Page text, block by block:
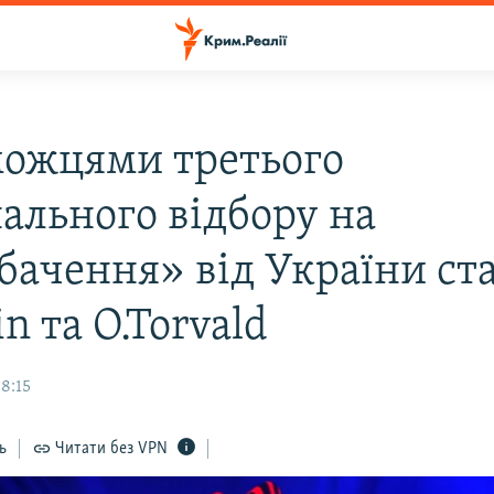
третього
відбору на
від України
та O.Torvald
Читати без VPN